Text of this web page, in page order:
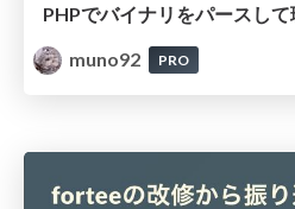
PHPでバイナリをパースして
muno92
PRO